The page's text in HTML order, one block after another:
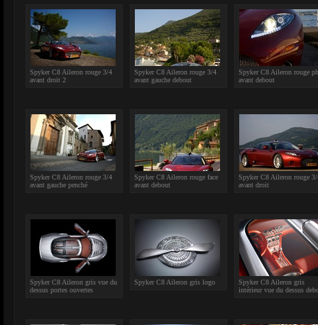
Spyker C8 Aileron rouge 3/4
avant droit 2
Spyker C8 Aileron rouge 3/4
avant gauche debout
Spyker C8 Aileron rouge
avant debout
Spyker C8 Aileron rouge 3/4
avant gauche penché
Spyker C8 Aileron rouge face
avant debout
Spyker C8 Aileron rouge
avant droit
Spyker C8 Aileron gris vue du
dessus portes ouvertes
Spyker C8 Aileron gris logo
Spyker C8 Aileron gris
intérieur vue du dessus